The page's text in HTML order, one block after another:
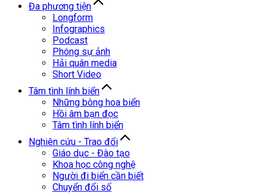
Đa phương tiện
Longform
Infographics
Podcast
Phóng sự ảnh
Hải quân media
Short Video
Tâm tình lính biển
Những bông hoa biển
Hồi âm bạn đọc
Tâm tình lính biển
Nghiên cứu - Trao đổi
Giáo dục - Đào tạo
Khoa học công nghệ
Người đi biển cần biết
Chuyển đổi số